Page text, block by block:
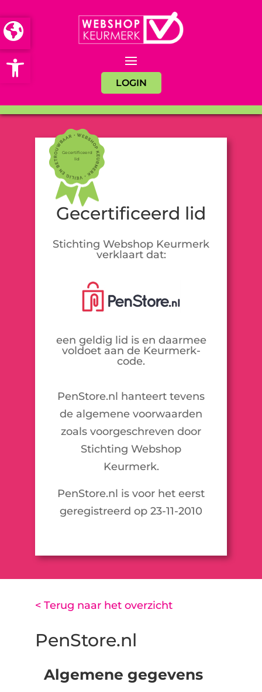
Open toolbar
LOGIN
Gecertificeerd
lid
Gecertificeerd lid
Stichting Webshop Keurmerk
verklaart dat:
een geldig lid is en daarmee
voldoet aan de Keurmerk-
code.
PenStore.nl hanteert tevens
de algemene voorwaarden
zoals voorgeschreven door
Stichting Webshop
Keurmerk.
PenStore.nl is voor het eerst
geregistreerd op 23-11-2010
< Terug naar het overzicht
PenStore.nl
Algemene gegevens